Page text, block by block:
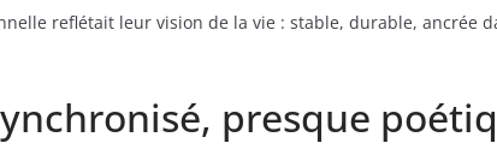
reflétait leur vision de la vie : stable, durable, ancrée
presque